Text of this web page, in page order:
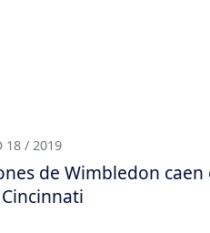
18 / 2019
de Wimbledon caen